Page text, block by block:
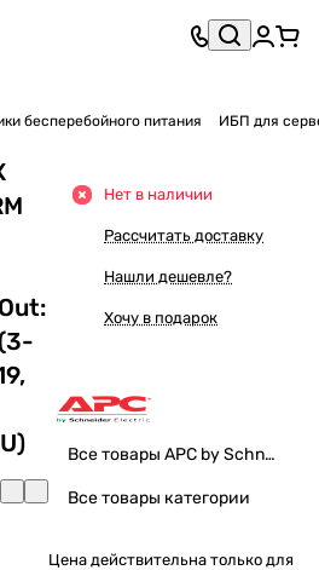
бесперебойного питания ИБП для
Нет в наличии
Рассчитать доставку
Нашли дешевле?
Хочу в подарок
Все товары APC by Schneider Electric
Все товары категории
Цена действительна только для